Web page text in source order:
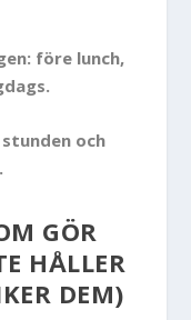
före lunch,
och
GÖR
HÅLLER
DEM)